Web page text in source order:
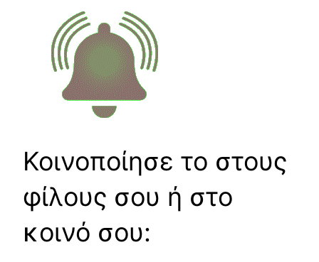
Κοινοποίησε το στους
φίλους σου ή στο
κοινό σου: